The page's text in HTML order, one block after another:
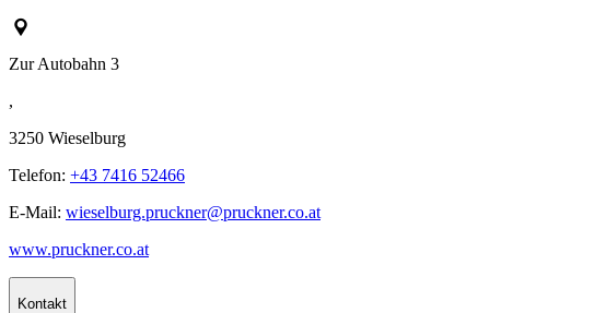
Zur Autobahn 3
,
3250 Wieselburg
Telefon: +43 7416 52466
E-Mail: wieselburg.pruckner@pruckner.co.at
www.pruckner.co.at
Kontakt